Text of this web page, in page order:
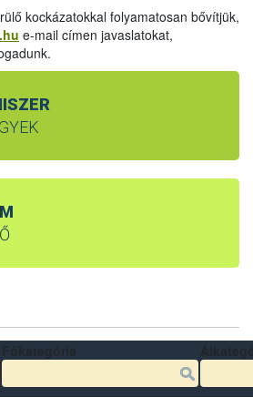
kockázatokkal folyamatosan bővítjük,
e-mail címen javaslatokat,